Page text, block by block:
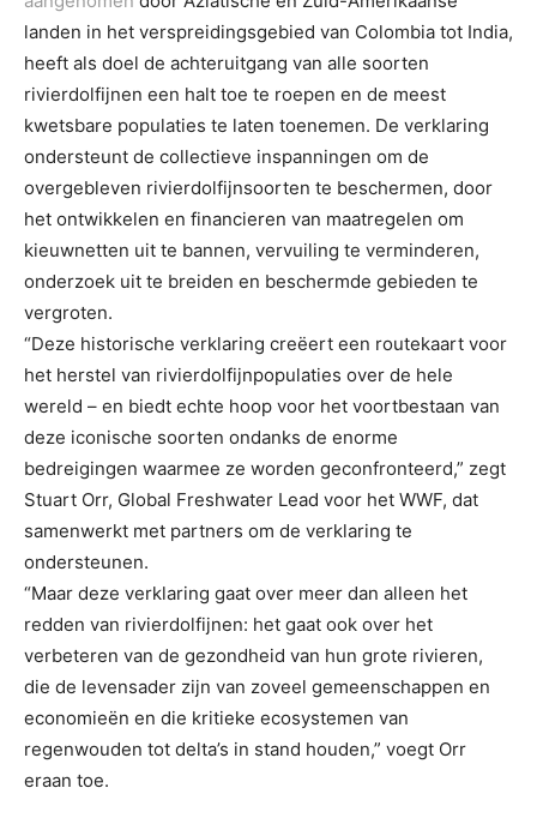
landen in het verspreidingsgebied van Colombia tot India,
heeft als doel de achteruitgang van alle soorten
rivierdolfijnen een halt toe te roepen en de meest
kwetsbare populaties te laten toenemen. De verklaring
ondersteunt de collectieve inspanningen om de
overgebleven rivierdolfijnsoorten te beschermen, door
het ontwikkelen en financieren van maatregelen om
kieuwnetten uit te bannen, vervuiling te verminderen,
onderzoek uit te breiden en beschermde gebieden te
vergroten.
“Deze historische verklaring creëert een routekaart voor
het herstel van rivierdolfijnpopulaties over de hele
wereld – en biedt echte hoop voor het voortbestaan van
deze iconische soorten ondanks de enorme
bedreigingen waarmee ze worden geconfronteerd,” zegt
Stuart Orr, Global Freshwater Lead voor het WWF, dat
samenwerkt met partners om de verklaring te
ondersteunen.
“Maar deze verklaring gaat over meer dan alleen het
redden van rivierdolfijnen: het gaat ook over het
verbeteren van de gezondheid van hun grote rivieren,
die de levensader zijn van zoveel gemeenschappen en
economieën en die kritieke ecosystemen van
regenwouden tot delta’s in stand houden,” voegt Orr
eraan toe.